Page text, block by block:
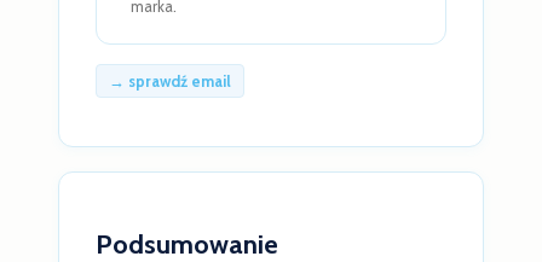
marka.
→ sprawdź email
Podsumowanie